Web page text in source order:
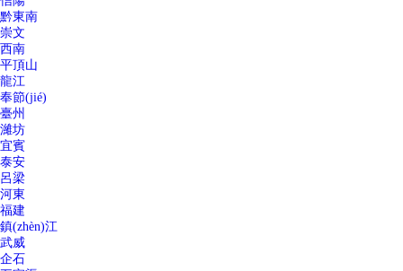
黔東南
崇文
西南
平頂山
龍江
奉節(jié)
臺州
濰坊
宜賓
泰安
呂梁
河東
福建
鎮(zhèn)江
武威
企石